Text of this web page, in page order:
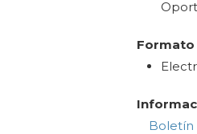
Formato
Boletín